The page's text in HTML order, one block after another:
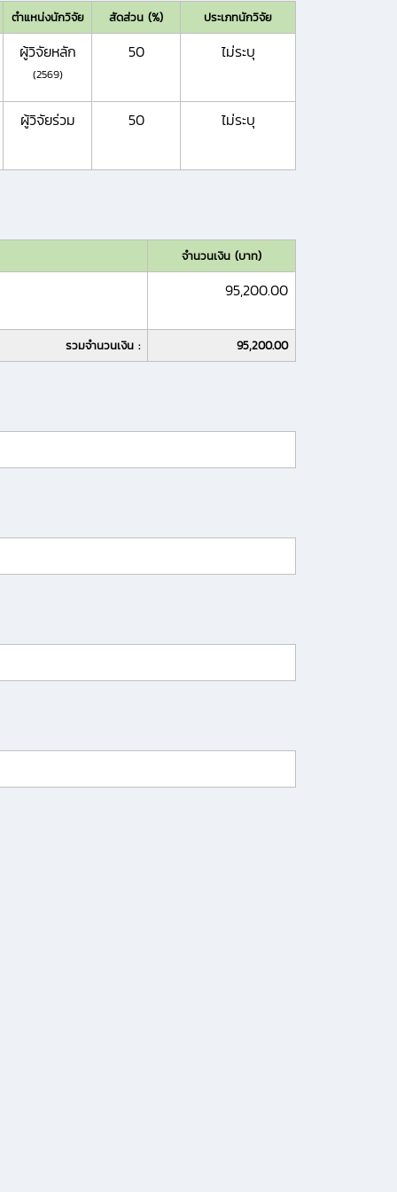
ตำแหน่งนักวิจัย สัดส่วน (%) ประเภทนักวิจัย
ผู้วิจัยหลัก
(2569)
50 ไม่ระบุ
ผู้วิจัยร่วม 50 ไม่ระบุ
จำนวนเงิน (บาท)
95,200.00
รวมจำนวนเงิน : 95,200.00